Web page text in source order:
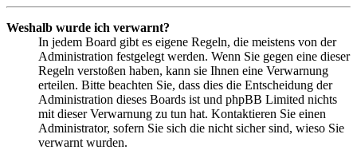
Weshalb wurde ich verwarnt?
In jedem Board gibt es eigene Regeln, die meistens von der
Administration festgelegt werden. Wenn Sie gegen eine dieser
Regeln verstoßen haben, kann sie Ihnen eine Verwarnung
erteilen. Bitte beachten Sie, dass dies die Entscheidung der
Administration dieses Boards ist und phpBB Limited nichts
mit dieser Verwarnung zu tun hat. Kontaktieren Sie einen
Administrator, sofern Sie sich die nicht sicher sind, wieso Sie
verwarnt wurden.